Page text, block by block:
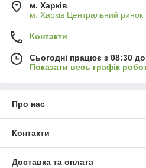
м. Харків
м. Харків Центральний ринок
Контакти
Сьогодні працює з 08:30
Показати весь графік
Про нас
Контакти
Доставка та оплата